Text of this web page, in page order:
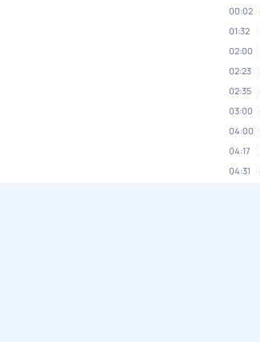
00:02
01:32
02:00
02:23
02:35
03:00
04:00
04:17
04:31